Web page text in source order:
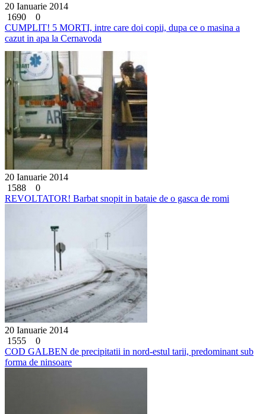
20 Ianuarie 2014
1690
0
CUMPLIT! 5 MORTI, intre care doi copii, dupa ce o masina a
cazut in apa la Cernavoda
20 Ianuarie 2014
1588
0
REVOLTATOR! Barbat snopit in bataie de o gasca de romi
20 Ianuarie 2014
1555
0
COD GALBEN de precipitatii in nord-estul tarii, predominant sub
forma de ninsoare